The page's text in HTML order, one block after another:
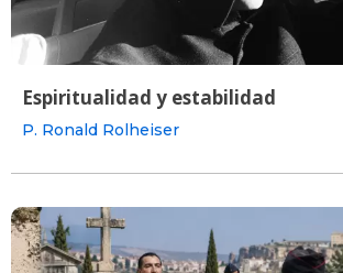
Espiritualidad y estabilidad
P. Ronald Rolheiser